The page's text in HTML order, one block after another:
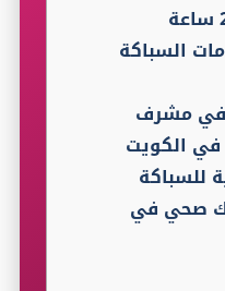
السباكة
في مشرف
الكويت
للسباكة
صحي في